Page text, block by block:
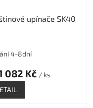
upínače SK40
4-8dní
082 Kč / ks